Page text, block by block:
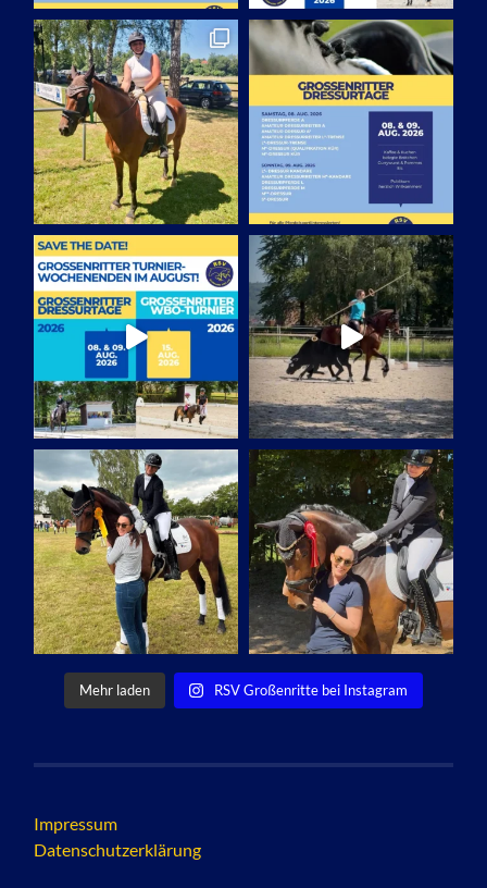
Mehr laden RSV Großenritte bei Instagram
Impressum
Datenschutzerklärung